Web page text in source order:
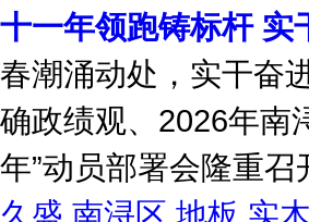
十一年领跑铸标杆
春潮涌动处，实干奋
确政绩观、2026年南
年”动员部署会隆重